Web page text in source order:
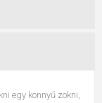
egy könnyű zokni,